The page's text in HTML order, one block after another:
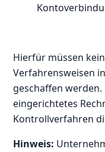
Hierfür müssen
Verfahrensweisen
geschaffen
eingerichtetes
Kontrollverfahren
Hinweis: